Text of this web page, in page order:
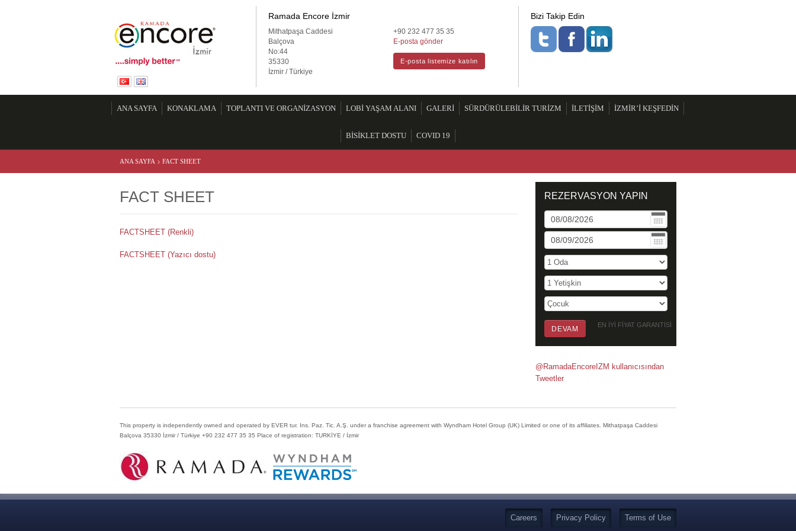
Ramada Encore by Wyndham Izmir | Hotel
Ramada Encore İzmir
Mithatpaşa Caddesi
Balçova
No:44
35330
İzmir / Türkiye
+90 232 477 35 35
E-posta gönder
E-posta listemize katılın
Bizi Takip Edin
ANA SAYFA KONAKLAMA TOPLANTI VE ORGANİZASYON LOBİ YAŞAM ALANI GALERİ SÜRDÜRÜLEBİLİR TURİZM İLETİŞİM İZMİR’İ KEŞFEDİN
BİSİKLET DOSTU COVID 19
ANA SAYFA › FACT SHEET
FACT SHEET
FACTSHEET (Renkli)
FACTSHEET (Yazıcı dostu)
REZERVASYON YAPIN
EN İYİ FİYAT GARANTİSİ
@RamadaEncoreIZM kullanıcısından
Tweetler
This property is independently owned and operated by EVER tur. Ins. Paz. Tic. A.Ş. under a franchise agreement with Wyndham Hotel Group (UK) Limited or one of its affiliates. Mithatpaşa Caddesi
Balçova 35330 İzmir / Türkiye +90 232 477 35 35 Place of registration: TURKİYE / İzmir
Careers Privacy Policy Terms of Use